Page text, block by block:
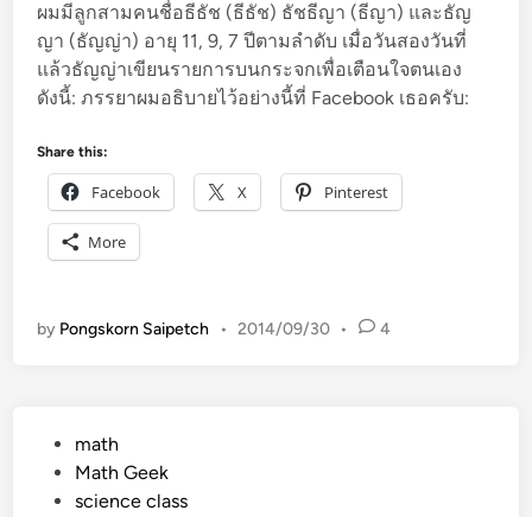
i
n
ผมมีลูกสามคนชื่อธีธัช (ธีธัช) ธัชธีญา (ธีญา) และธัญ
ญา (ธัญญ่า) อายุ 11, 9, 7 ปีตามลำดับ เมื่อวันสองวันที่
แล้วธัญญ่าเขียนรายการบนกระจกเพื่อเตือนใจตนเอง
ดังนี้: ภรรยาผมอธิบายไว้อย่างนี้ที่ Facebook เธอครับ:
Share this:
Facebook X Pinterest
More
by Pongskorn Saipetch • 2014/09/30 • 4
math
Math Geek
science class